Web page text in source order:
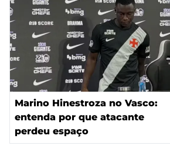
Marino Hinestroza no Vasco:
entenda por que atacante
perdeu espaço